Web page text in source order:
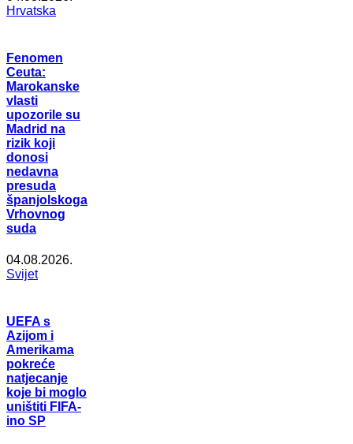
Hrvatska
Fenomen
Ceuta:
Marokanske
vlasti
upozorile su
Madrid na
rizik koji
donosi
nedavna
presuda
španjolskoga
Vrhovnog
suda
04.08.2026.
Svijet
UEFA s
Azijom i
Amerikama
pokreće
natjecanje
koje bi moglo
uništiti FIFA-
ino SP